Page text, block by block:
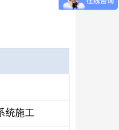
统施工